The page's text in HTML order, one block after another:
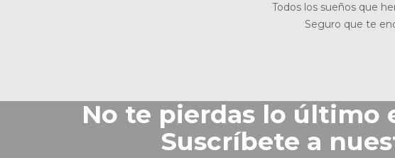
Todos los sueños que
Seguro que te
No te pierdas lo último
Suscríbete a